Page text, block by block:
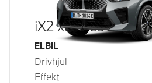
iX2 xDrive30
Drivstoff
ELBIL
Drivhjul
Effekt